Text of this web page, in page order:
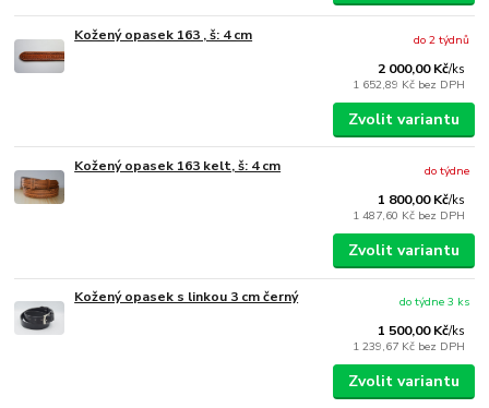
Kožený opasek 163 , š: 4 cm
2 000,00 Kč/ks
1 652,89 Kč bez DPH
do 2 týdnů
Zvolit variantu
Kožený opasek 163 kelt, š: 4 cm
1 800,00 Kč/ks
1 487,60 Kč bez DPH
do týdne
Zvolit variantu
Kožený opasek s linkou 3 cm černý
1 500,00 Kč/ks
1 239,67 Kč bez DPH
do týdne 3 ks
Zvolit variantu